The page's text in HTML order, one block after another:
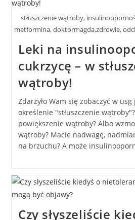
stłuszczenie wątroby,
metformina, doktormagda,zdrowie,
Leki na
cukrzycę – w
wątroby!
Zdarzyło Wam się zobaczyć w
określenie "stłuszczenie
powiększenie wątroby? Albo
wątroby? Macie nadwagę,
na brzuchu? A może
Czy słyszeliście